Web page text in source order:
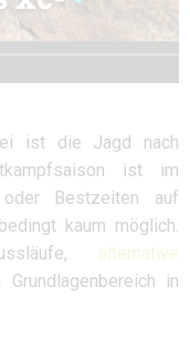
ist die Jagd nach
ist im
oder Bestzeiten auf
kaum möglich.
alternative
in